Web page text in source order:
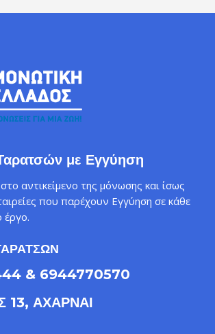
με Εγγύηση
στο αντικείμενο της μόνωσης και ίσως
που παρέχουν Εγγύηση σε κάθε
έργο.
& 6944770570
13, ΑΧΑΡΝΑΙ